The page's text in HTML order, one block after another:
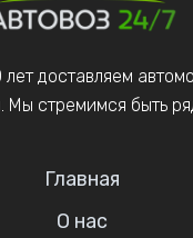
доставляем
Мы стремимся быть
Главная
О нас